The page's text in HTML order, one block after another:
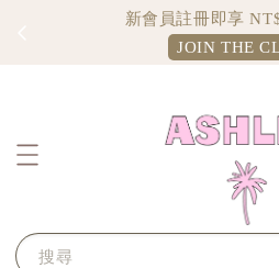
新會員註冊即享
JOIN THE
搜尋